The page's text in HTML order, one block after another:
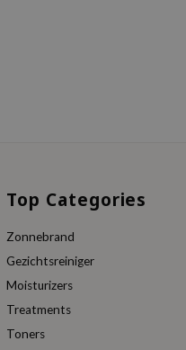
Top Categories
Zonnebrand
Gezichtsreiniger
Moisturizers
Treatments
Toners